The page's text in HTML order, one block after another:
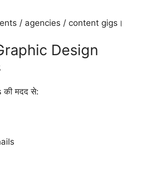
/ agencies / content gigs।
Design
मदद से: